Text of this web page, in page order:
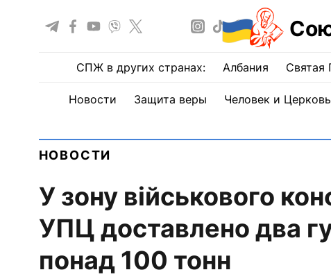
СПЖ в других странах: Албания Святая
Новости Защита веры Человек и Церковь
НОВОСТИ
У зону військового
УПЦ доставлено два
понад 100 тонн